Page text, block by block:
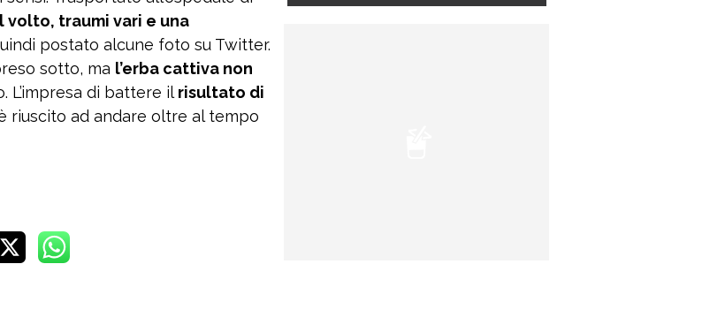
volto, traumi vari e una
postato alcune foto su Twitter.
sotto, ma l’erba cattiva non
L’impresa di battere ilrisultato di
riuscito ad andare oltre al tempo